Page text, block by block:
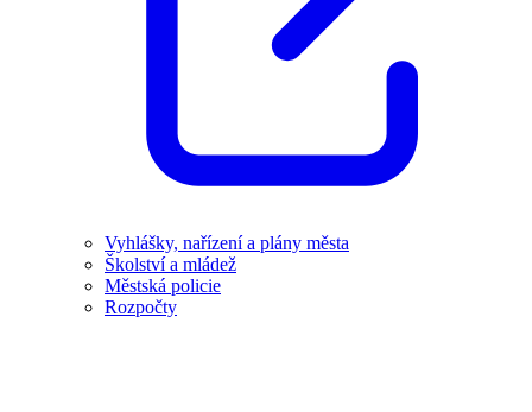
Vyhlášky, nařízení a plány města
Školství a mládež
Městská policie
Rozpočty